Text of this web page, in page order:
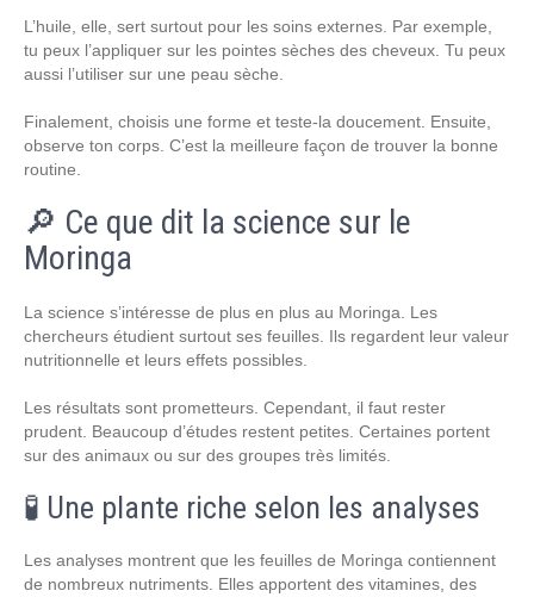
L’huile, elle, sert surtout pour les soins externes. Par exemple,
tu peux l’appliquer sur les pointes sèches des cheveux. Tu peux
aussi l’utiliser sur une peau sèche.
Finalement, choisis une forme et teste-la doucement. Ensuite,
observe ton corps. C’est la meilleure façon de trouver la bonne
routine.
🔎 Ce que dit la science sur le
Moringa
La science s’intéresse de plus en plus au Moringa. Les
chercheurs étudient surtout ses feuilles. Ils regardent leur valeur
nutritionnelle et leurs effets possibles.
Les résultats sont prometteurs. Cependant, il faut rester
prudent. Beaucoup d’études restent petites. Certaines portent
sur des animaux ou sur des groupes très limités.
🧪 Une plante riche selon les analyses
Les analyses montrent que les feuilles de Moringa contiennent
de nombreux nutriments. Elles apportent des vitamines, des